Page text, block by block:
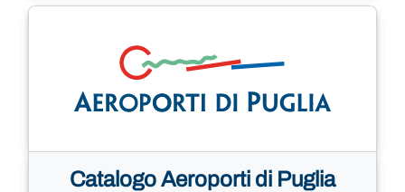
Catalogo Aeroporti di Puglia